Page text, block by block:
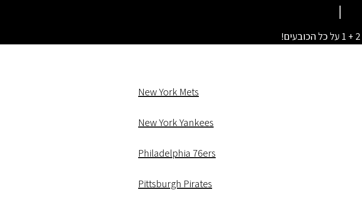
New York Mets
New York Yankees
Philadelphia 76ers
Pittsburgh Pirates
|